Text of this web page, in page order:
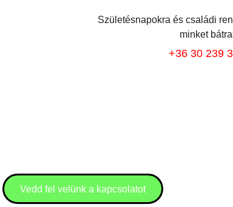
Vedd fel velünk a kapcsolatot
Születésnapokra és családi
minket
+36 30 239